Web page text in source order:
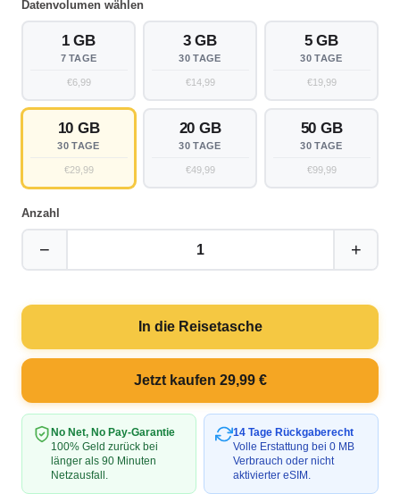
Datenvolumen wählen
1 GB
7 TAGE
€6,99
3 GB
30 TAGE
€14,99
5 GB
30 TAGE
€19,99
10 GB
30 TAGE
€29,99
20 GB
30 TAGE
€49,99
50 GB
30 TAGE
€99,99
Anzahl
− 1 +
In die Reisetasche
Jetzt kaufen 29,99 €
No Net, No Pay-Garantie
100% Geld zurück bei
länger als 90 Minuten
Netzausfall.
14 Tage Rückgaberecht
Volle Erstattung bei 0 MB
Verbrauch oder nicht
aktivierter eSIM.